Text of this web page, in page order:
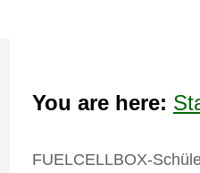
You are here:
FUELCELLBOX-